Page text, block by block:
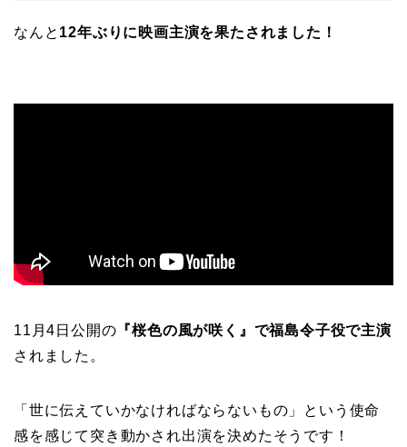
なんと 12年ぶりに映画主演を果たされました！
11月4日公開の 『桜色の風が咲く』で福島令子役で主演
されました。
「世に伝えていかなければならないもの」という使命
感を感じて突き動かされ出演を決めたそうです！